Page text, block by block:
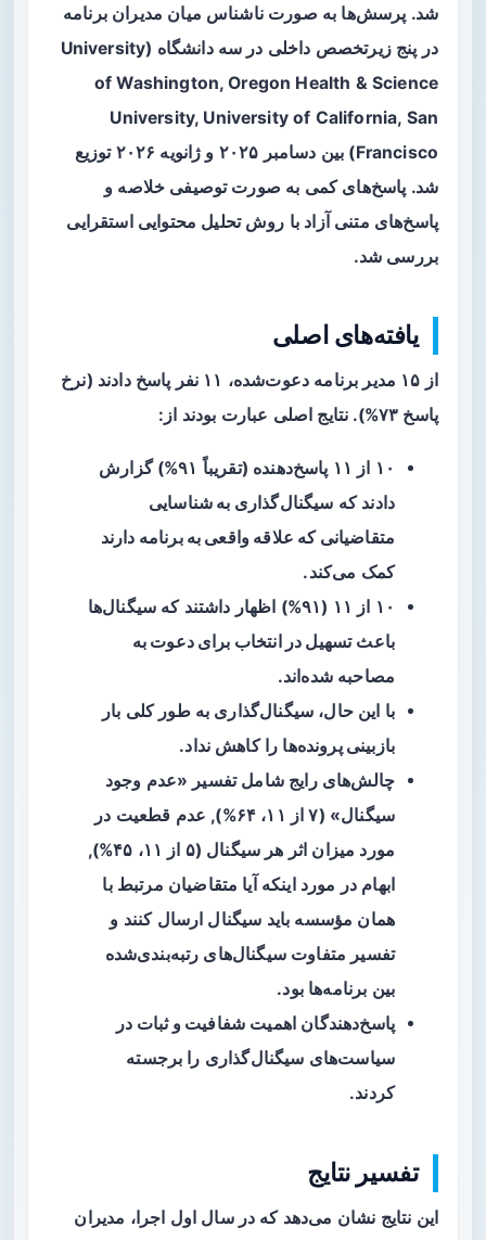
شد. پرسش‌ها به صورت ناشناس میان مدیران برنامه
در پنج زیرتخصص داخلی در سه دانشگاه (University
of Washington, Oregon Health & Science
University, University of California, San
Francisco) بین دسامبر ۲۰۲۵ و ژانویه ۲۰۲۶ توزیع
شد. پاسخ‌های کمی به صورت توصیفی خلاصه و
پاسخ‌های متنی آزاد با روش تحلیل محتوایی استقرایی
بررسی شد.
یافته‌های اصلی
از ۱۵ مدیر برنامه دعوت‌شده، ۱۱ نفر پاسخ دادند (نرخ
پاسخ ۷۳%). نتایج اصلی عبارت بودند از:
۱۰ از ۱۱ پاسخ‌دهنده (تقریباً ۹۱%) گزارش
دادند که سیگنال‌گذاری به شناسایی
متقاضیانی که علاقه واقعی به برنامه دارند
کمک می‌کند.
۱۰ از ۱۱ (۹۱%) اظهار داشتند که سیگنال‌ها
باعثتسهیل در انتخاب برای دعوت به
مصاحبه شده‌اند.
با این حال، سیگنال‌گذاری به طور کلی بار
بازبینی پرونده‌ها را کاهش نداد.
چالش‌های رایج شامل تفسیر «عدم وجود
سیگنال» (۷ از ۱۱، ۶۴%), عدم قطعیت در
مورد میزان اثر هر سیگنال (۵ از ۱۱، ۴۵%),
ابهام در مورد اینکه آیا متقاضیان مرتبط با
همان مؤسسه باید سیگنال ارسال کنند و
تفسیر متفاوت سیگنال‌های رتبه‌بندی‌شده
بین برنامه‌ها بود.
پاسخ‌دهندگان اهمیت شفافیت و ثبات در
سیاست‌های سیگنال‌گذاری را برجسته
کردند.
تفسیر نتایج
این نتایج نشان می‌دهد که در سال اول اجرا، مدیران